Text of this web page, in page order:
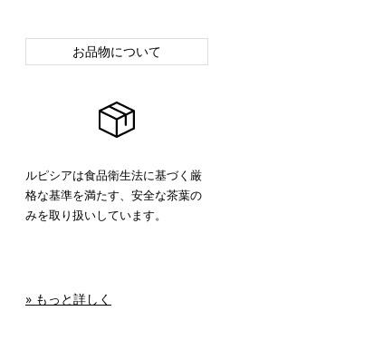
お品物について
ルピシアは食品衛生法に基づく厳
格な基準を満たす、安全な茶葉の
みを取り扱いしています。
» もっと詳しく